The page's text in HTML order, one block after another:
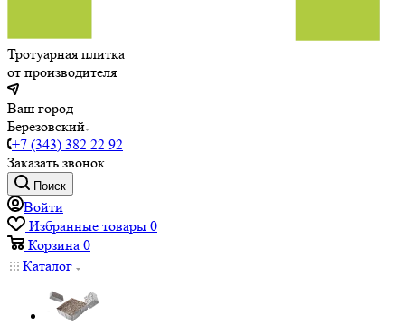
Тротуарная плитка
от производителя
Ваш город
Березовский
+7 (343) 382 22 92
Заказать звонок
Поиск
Войти
Избранные товары 0
Корзина 0
Каталог